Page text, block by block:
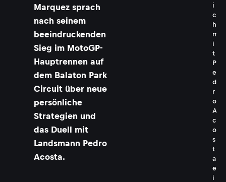
Marquez sprach
nach seinem
beeindruckenden
Sieg im MotoGP-
Hauptrennen auf
dem Balaton Park
Circuit über neue
persönliche
Strategien und
das Duell mit
Landsmann Pedro
Acosta.
i
c
h
m
i
t
P
e
d
r
o
A
c
o
s
t
a
e
i